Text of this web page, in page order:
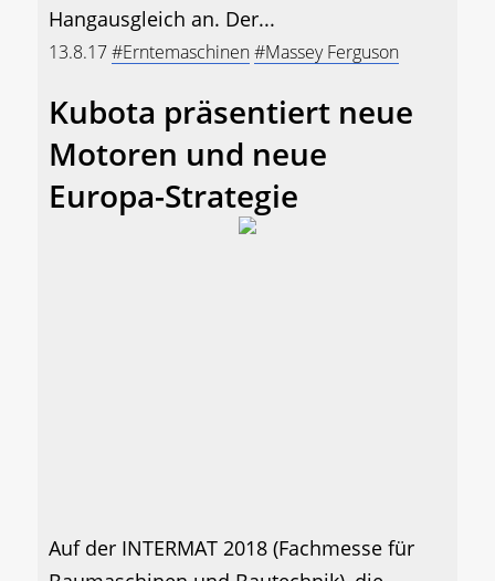
Hangausgleich an. Der...
13.8.17#Erntemaschinen#Massey Ferguson
Kubota präsentiert neue
Motoren und neue
Europa-Strategie
Auf der INTERMAT 2018 (Fachmesse für